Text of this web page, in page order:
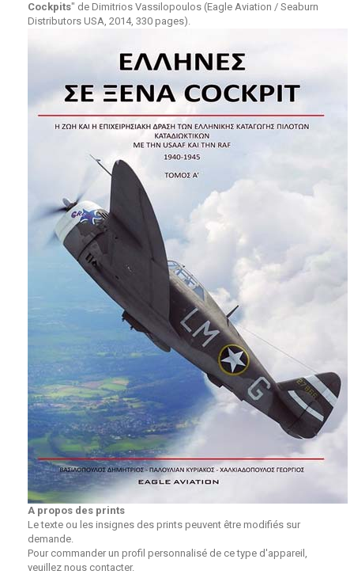
Cockpits" de Dimitrios Vassilopoulos (Eagle Aviation / Seaburn
Distributors USA, 2014, 330 pages).
A propos des prints
Le texte ou les insignes des prints peuvent être modifiés sur
demande.
Pour commander un profil personnalisé de ce type d'appareil,
veuillez nous contacter.